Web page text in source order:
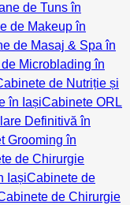
de Tuns în
de Makeup în
de Masaj & Spa în
Microblading în
de Nutriție și
în IașiCabinete ORL
Definitivă în
Grooming în
de Chirurgie
IașiCabinete de
de Chirurgie